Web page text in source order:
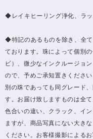
◆レイキヒーリング浄化、ラッ
◆特記のあるものを除き、全
ております。珠によって個別
ビ）、微少なインクルージョ
ので、予めご承知置きくださ
別の珠であっても同グレード
す。お届け致しますものは全
色合いの違い、クラック、イ
ますが、商品写真にない大き
ください。お客様撮影による